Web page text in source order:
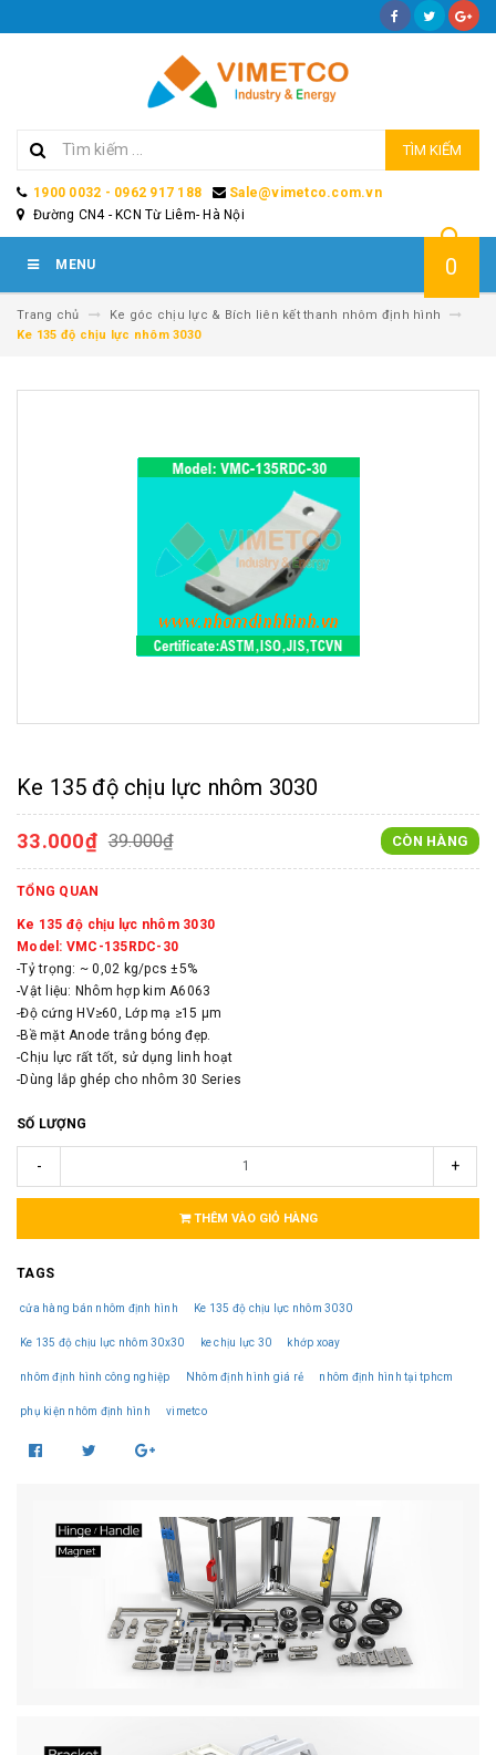
TÌM KIẾM
1900 0032 - 0962 917 188
Sale@vimetco.com.vn
Đường CN4 - KCN Từ Liêm- Hà Nội
MENU 0
Trang chủ
Ke góc chịu lực & Bích liên kết thanh nhôm định hình
Ke 135 độ chịu lực nhôm 3030
Ke 135 độ chịu lực nhôm 3030
33.000₫ 39.000₫ CÒN HÀNG
TỔNG QUAN
Ke 135 độ chịu lực nhôm 3030
Model: VMC-135RDC-30
-Tỷ trọng: ~ 0,02 kg/pcs ±5%
-Vật liệu: Nhôm hợp kim A6063
-Độ cứng HV≥60, Lớp mạ ≥15 μm
-Bề mặt Anode trắng bóng đẹp.
-Chịu lực rất tốt, sử dụng linh hoạt
-Dùng lắp ghép cho nhôm 30 Series
SỐ LƯỢNG
- +
THÊM VÀO GIỎ HÀNG
TAGS
cửa hàng bán nhôm định hình Ke 135 độ chịu lực nhôm 3030
Ke 135 độ chịu lực nhôm 30x30 ke chịu lực 30 khớp xoay
nhôm định hình công nghiệp Nhôm định hình giá rẻ nhôm định hình tại tphcm
phụ kiện nhôm định hình vimetco